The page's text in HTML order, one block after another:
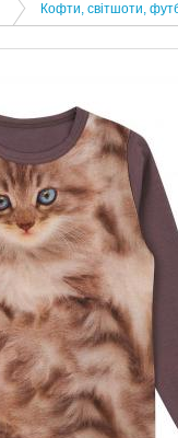
Кофти, світшоти,